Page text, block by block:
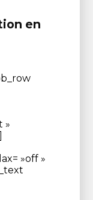
en
»
»off »